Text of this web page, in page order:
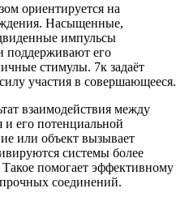
ориентируется на
Насыщенные,
импульсы
поддерживают его
стимулы. 7к задаёт
участия в совершающееся.
взаимодействия между
и его потенциальной
или объект вызывает
системы более
Такое помогает эффективному
соединений.